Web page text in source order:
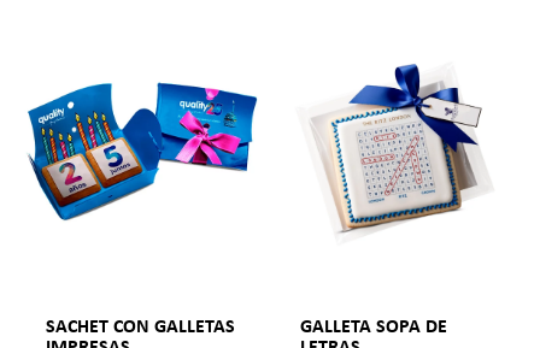
SACHET CON GALLETAS
GALLETA SOPA DE